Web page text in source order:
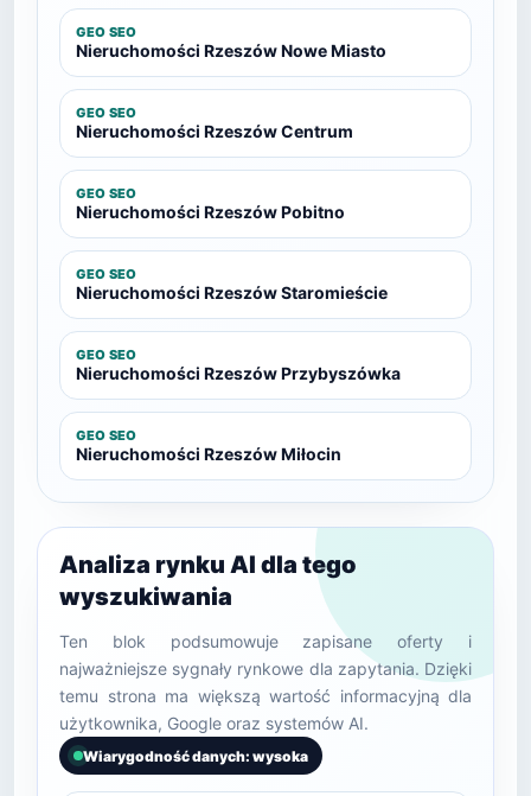
GEO SEO
Nieruchomości Rzeszów Nowe Miasto
GEO SEO
Nieruchomości Rzeszów Centrum
GEO SEO
Nieruchomości Rzeszów Pobitno
GEO SEO
Nieruchomości Rzeszów Staromieście
GEO SEO
Nieruchomości Rzeszów Przybyszówka
GEO SEO
Nieruchomości Rzeszów Miłocin
Analiza rynku AI dla tego
wyszukiwania
Ten blok podsumowuje zapisane oferty i
najważniejsze sygnały rynkowe dla zapytania. Dzięki
temu strona ma większą wartość informacyjną dla
użytkownika, Google oraz systemów AI.
Wiarygodność danych: wysoka